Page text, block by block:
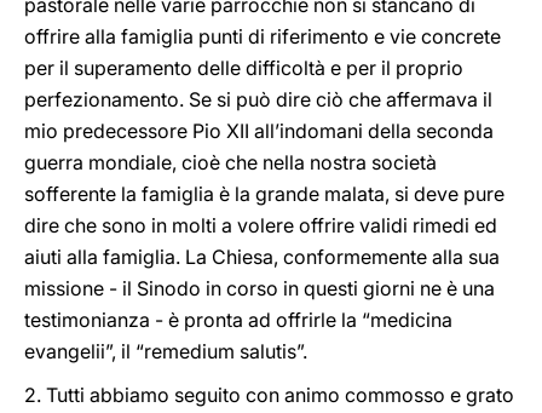
pastorale nelle varie parrocchie non si stancano di
offrire alla famiglia punti di riferimento e vie concrete
per il superamento delle difficoltà e per il proprio
perfezionamento. Se si può dire ciò che affermava il
mio predecessore Pio XII all’indomani della seconda
guerra mondiale, cioè che nella nostra società
sofferente la famiglia è la grande malata, si deve pure
dire che sono in molti a volere offrire validi rimedi ed
aiuti alla famiglia. La Chiesa, conformemente alla sua
missione - il Sinodo in corso in questi giorni ne è una
testimonianza - è pronta ad offrirle la “medicina
evangelii”, il “remedium salutis”.
2. Tutti abbiamo seguito con animo commosso e grato